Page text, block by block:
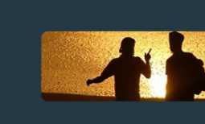
contenido